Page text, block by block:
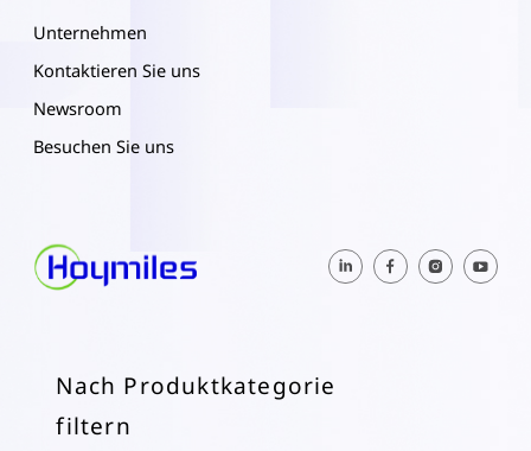
Unternehmen
Kontaktieren Sie uns
Newsroom
Besuchen Sie uns
Nach Produktkategorie
filtern